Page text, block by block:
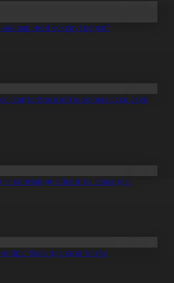
аналар нені ескеруі керек?
сақталмаса арты жарылысқа әкеп
көлемінде айыппұл салынды
басында қаза тапты